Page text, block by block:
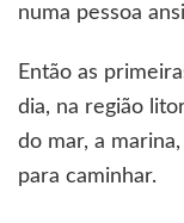
numa pessoa
Então as
dia, na região
do mar, a
para caminhar.